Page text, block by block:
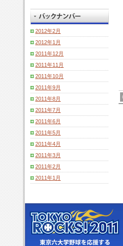
2012年2月
2012年1月
2011年12月
2011年11月
2011年10月
2011年9月
2011年8月
2011年7月
2011年6月
2011年5月
2011年4月
2011年3月
2011年2月
2011年1月